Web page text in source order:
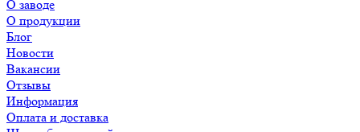
О заводе
О продукции
Блог
Новости
Вакансии
Отзывы
Информация
Оплата и доставка